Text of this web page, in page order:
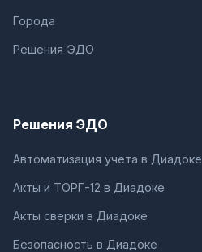
Города
Решения ЭДО
Решения ЭДО
Автоматизация учета в Диадоке
Акты и ТОРГ-12 в Диадоке
Акты сверки в Диадоке
Безопасность в Диадоке